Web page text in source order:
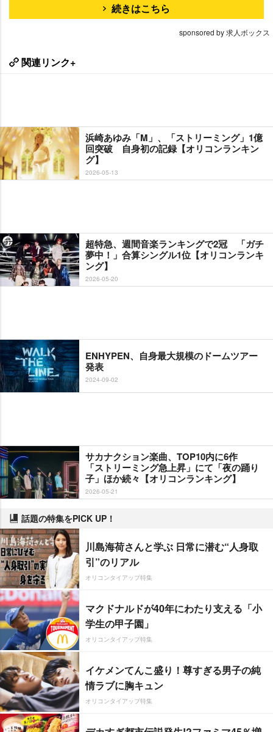
続きはこちら
sponsored by 求人ボックス
関連リンク+
浜崎あゆみ「M」、「ストリーミング」1億
回突破 自身初の記録【オリコンランキン
グ】
2026-05-13
超特急、週間音楽ランキングで2冠 「ガチ
夢中！」合算シングル1位【オリコンランキ
ング】
2026-05-20
ENHYPEN、自身最大規模のドームツアー
発表
2024-09-02
サカナクション楽曲、TOP10内に6作
「ストリーミング急上昇」にて「夜の踊り
子」ほか続々【オリコンランキング】
2026-05-21
話題の特集をPICK UP！
川島海荷さんと学ぶ 日常に潜む“人身取
引”のリアル
オリコンタイアップ特集
マクドナルドが40年にわたり支える「小
学生の甲子園」
オリコンタイアップ特集
イケメンてんこ盛り！尊すぎる男子の純
情ラブに胸キュン
オリコンタイアップ特集